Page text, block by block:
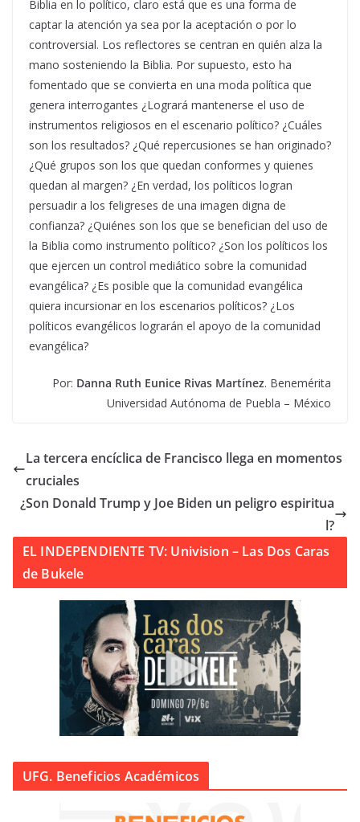
Biblia en lo político, claro está que es una forma de
captar la atención ya sea por la aceptación o por lo
controversial. Los reflectores se centran en quién alza la
mano sosteniendo la Biblia. Por supuesto, esto ha
fomentado que se convierta en una moda política que
genera interrogantes ¿Logrará mantenerse el uso de
instrumentos religiosos en el escenario político? ¿Cuáles
son los resultados? ¿Qué repercusiones se han originado?
¿Qué grupos son los que quedan conformes y quienes
quedan al margen? ¿En verdad, los políticos logran
persuadir a los feligreses de una imagen digna de
confianza? ¿Quiénes son los que se benefician del uso de
la Biblia como instrumento político? ¿Son los políticos los
que ejercen un control mediático sobre la comunidad
evangélica? ¿Es posible que la comunidad evangélica
quiera incursionar en los escenarios políticos? ¿Los
políticos evangélicos lograrán el apoyo de la comunidad
evangélica?
Por: Danna Ruth Eunice Rivas Martínez. Benemérita
Universidad Autónoma de Puebla – México
La tercera encíclica de Francisco llega en momentos
cruciales
¿Son Donald Trump y Joe Biden un peligro espiritua
l?
EL INDEPENDIENTE TV: Univision – Las Dos Caras
de Bukele
UFG. Beneficios Académicos